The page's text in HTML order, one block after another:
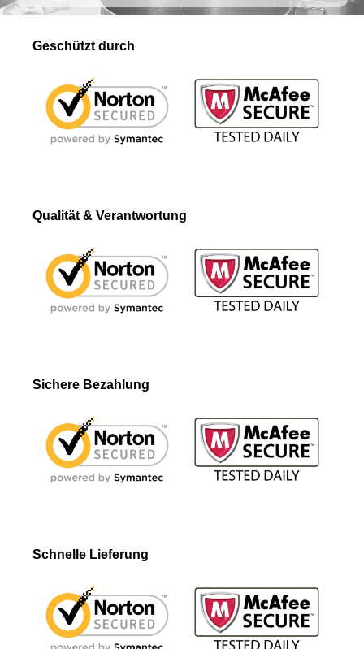
Geschützt durch
Qualität & Verantwortung
Sichere Bezahlung
Schnelle Lieferung